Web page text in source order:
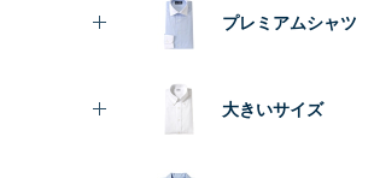
プレミアムシャツ
大きいサイズ